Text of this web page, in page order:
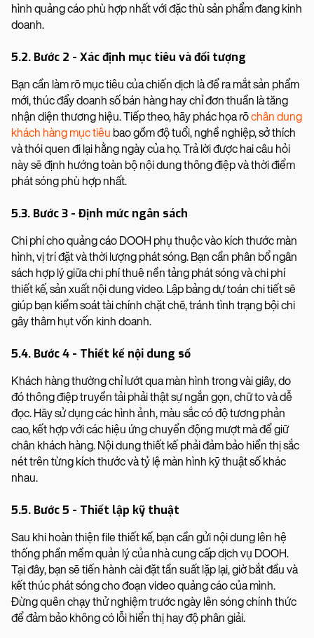
hình quảng cáo phù hợp nhất với đặc thù sản phẩm đang kinh
doanh.
5.2. Bước 2 - Xác định mục tiêu và đối tượng
Bạn cần làm rõ mục tiêu của chiến dịch là để ra mắt sản phẩm
mới, thúc đẩy doanh số bán hàng hay chỉ đơn thuần là tăng
nhận diện thương hiệu. Tiếp theo, hãy phác họa rõchân dung
khách hàng mục tiêu bao gồm độ tuổi, nghề nghiệp, sở thích
và thói quen đi lại hằng ngày của họ. Trả lời được hai câu hỏi
này sẽ định hướng toàn bộ nội dung thông điệp và thời điểm
phát sóng phù hợp nhất.
5.3. Bước 3 - Định mức ngân sách
Chi phí cho quảng cáo DOOH phụ thuộc vào kích thước màn
hình, vị trí đặt và thời lượng phát sóng. Bạn cần phân bổ ngân
sách hợp lý giữa chi phí thuê nền tảng phát sóng và chi phí
thiết kế, sản xuất nội dung video. Lập bảng dự toán chi tiết sẽ
giúp bạn kiểm soát tài chính chặt chẽ, tránh tình trạng bội chi
gây thâm hụt vốn kinh doanh.
5.4. Bước 4 - Thiết kế nội dung số
Khách hàng thường chỉ lướt qua màn hình trong vài giây, do
đó thông điệp truyền tải phải thật sự ngắn gọn, chữ to và dễ
đọc. Hãy sử dụng các hình ảnh, màu sắc có độ tương phản
cao, kết hợp với các hiệu ứng chuyển động mượt mà để giữ
chân khách hàng. Nội dung thiết kế phải đảm bảo hiển thị sắc
nét trên từng kích thước và tỷ lệ màn hình kỹ thuật số khác
nhau.
5.5. Bước 5 - Thiết lập kỹ thuật
Sau khi hoàn thiện file thiết kế, bạn cần gửi nội dung lên hệ
thống phần mềm quản lý của nhà cung cấp dịch vụ DOOH.
Tại đây, bạn sẽ tiến hành cài đặt tần suất lặp lại, giờ bắt đầu và
kết thúc phát sóng cho đoạn video quảng cáo của mình.
Đừng quên chạy thử nghiệm trước ngày lên sóng chính thức
để đảm bảo không có lỗi hiển thị hay độ phân giải.